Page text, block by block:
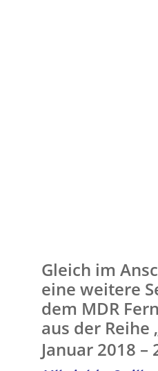
Gleich im
eine weitere
dem MDR
aus der Reihe
Januar 2018 –